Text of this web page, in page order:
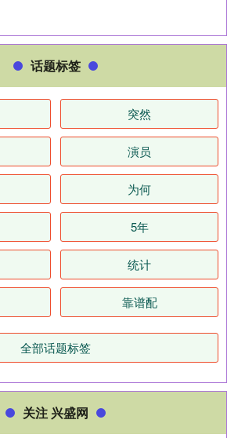
话题标签
突然
演员
为何
5年
统计
靠谱配
全部话题标签
关注 兴盛网